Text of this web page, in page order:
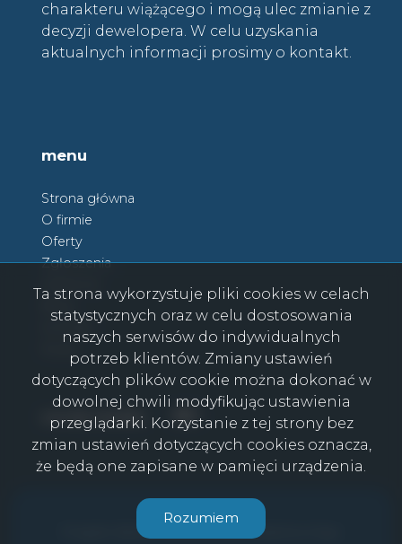
charakteru wiążącego i mogą ulec zmianie z
decyzji dewelopera. W celu uzyskania
aktualnych informacji prosimy o kontakt.
menu
Strona główna
O firmie
Oferty
Zgłoszenia
Kontakt
social media Facebook
Facebook
CasaViva © 2026
Program dla biur nieruchomości
Galactica Virgo
Ta strona wykorzystuje pliki cookies w celach
statystycznych oraz w celu dostosowania
naszych serwisów do indywidualnych
potrzeb klientów. Zmiany ustawień
dotyczących plików cookie można dokonać w
dowolnej chwili modyfikując ustawienia
przeglądarki. Korzystanie z tej strony bez
zmian ustawień dotyczących cookies oznacza,
że będą one zapisane w pamięci urządzenia.
Rozumiem